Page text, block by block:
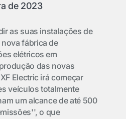
de 2023
as suas instalações de
fábrica de
elétricos em
das novas
Electric irá começar
veículos totalmente
um alcance de até 500
o que